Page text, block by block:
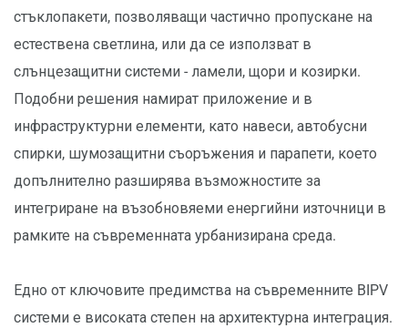
стъклопакети, позволяващи частично пропускане на
естествена светлина, или да се използват в
слънцезащитни системи - ламели, щори и козирки.
Подобни решения намират приложение и в
инфраструктурни елементи, като навеси, автобусни
спирки, шумозащитни съоръжения и парапети, което
допълнително разширява възможностите за
интегриране на възобновяеми енергийни източници в
рамките на съвременната урбанизирана среда.
Едно от ключовите предимства на съвременните BIPV
системи е високата степен на архитектурна интеграция.